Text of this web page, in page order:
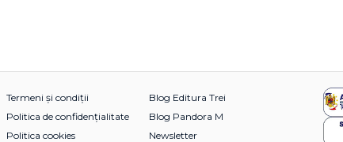
Termeni și condiții
Politica de confidențialitate
Politica cookies
Blog Editura Trei
Blog Pandora M
Newsletter